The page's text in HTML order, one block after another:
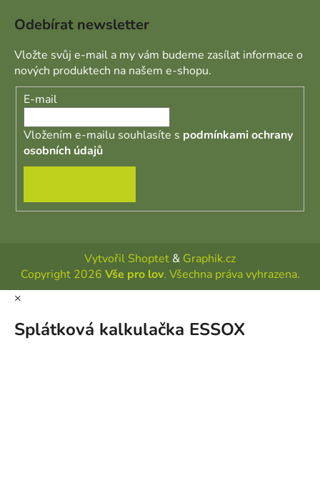
Odebírat newsletter
Vložte svůj e-mail a my vám budeme zasílat informace o
nových produktech na našem e-shopu.
E-mail
Vložením e-mailu souhlasíte s podmínkami ochrany
osobních údajů
Vytvořil Shoptet & Graphik.cz
Copyright 2026 Vše pro lov. Všechna práva vyhrazena.
×
Splátková kalkulačka ESSOX